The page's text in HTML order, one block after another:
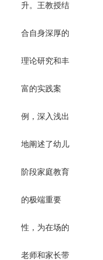
升。王教授结
合自身深厚的
理论研究和丰
富的实践案
例，深入浅出
地阐述了幼儿
阶段家庭教育
的极端重要
性，为在场的
老师和家长带